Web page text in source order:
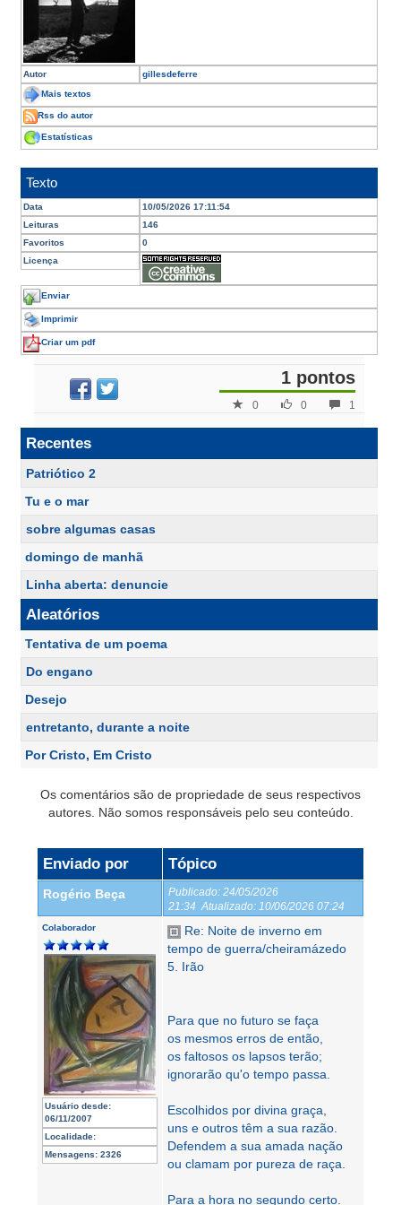
Autor gillesdeferre
Mais textos
Rss do autor
Estatísticas
Texto
Data
10/05/2026 17:11:54
Leituras
146
Favoritos
0
Licença
Enviar
Imprimir
Criar um pdf
1 pontos
1
0
0
Recentes
Patriótico 2
Tu e o mar
sobre algumas casas
domingo de manhã
Linha aberta: denuncie
Aleatórios
Tentativa de um poema
Do engano
Desejo
entretanto, durante a noite
Por Cristo, Em Cristo
Os comentários são de propriedade de seus respectivos
autores. Não somos responsáveis pelo seu conteúdo.
Enviado por Tópico
Rogério Beça Publicado: 24/05/2026
21:34 Atualizado: 10/06/2026 07:24
Colaborador
Usuário desde:
06/11/2007
Localidade:
Mensagens: 2326
Re: Noite de inverno em
tempo de guerra/cheiramázedo
5. Irão
Para que no futuro se faça
os mesmos erros de então,
os faltosos os lapsos terão;
ignorarão qu'o tempo passa.
Escolhidos por divina graça,
uns e outros têm a sua razão.
Defendem a sua amada nação
ou clamam por pureza de raça.
Para a hora no segundo certo.